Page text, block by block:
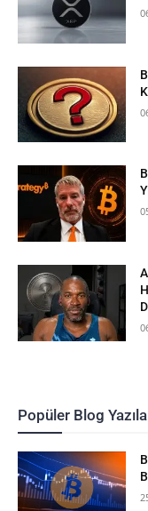
Popüler Blog